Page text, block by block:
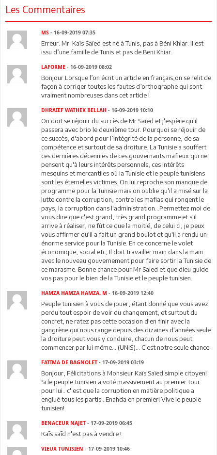
Les Commentaires
MS - 16-09-2019 07:35
Erreur. Mr. Kaïs Saïed est né à Tunis, pas à Béni Khiar. Il est
issu d’une famille de Tunis et pas de Beni Khiar.
LAFORME- 16-09-2019 08:02
Bonjour Lorsque l’on écrit un article en français,on se relit de
façon à corriger toutes les fautes d’orthographe qui sont
vraiment nombreuses dans cet article !
DHRAIEF WATHEK BELLAH - 16-09-2019 10:10
On doit se réjouir du succès de Mr Saied et j'espère qu'il
passera avec brio le deuxième tour. Pourquoi se réjouir de
ce succès, d'abord pour l’intégrité de la personne, de sa
compétence et surtout de sa droiture. La Tunisie a souffert
ces dernières décennies de ces gouvernants mafieux qui ne
pensent qu'à leurs intérêts personnels, ces intérêts
mesquins et mercantiles où la Tunisie et le peuple tunisiens
sont les éternelles victimes. On lui reproche son manque de
programme pour la Tunisie mais on oublie qu'il a misé sur la
lutte contre la corruption, contre les mafias qui rongent le
pays, la corruption dans l'administration...Permettez moi de
vous dire que c'est grand, très grand programme et s'il
arrive à réaliser, ne fût ce que la moitié, de celui ci, je peux
vous affirmer qu'il a fait un grand boulot et qu'il a rendu un
énorme service pour la Tunisie. En ce concerne le volet
économique, social etc, Il doit travailler main dans la main
avec le nouveau gouvernement pour faire sortir la Tunisie de
ce marasme. Bonne chance pour Mr Saied et que dieu guide
vos pas pour le bien de la Tunisie et le peuple tunisien.
HAMZA HAMZA HAMZA. M - 16-09-2019 12:40
Peuple tunisien à vous de jouer, étant donné que vous avez
perdu tout espoir de voir du changement, et surtout du
concret, ne ratez pas cette occasion d'en finir avec la
gangrène qui nous range depuis des dizaines d'années seule
la droiture peut vous y conduire, chacun de nous peut
commencer par lui même... (UNIS)... C'est notre seule chance.
FATIMA DE BAGNOLET - 17-09-2019 03:19
Bonjour, Félicitations à Monsieur Kaïs Saïed simple citoyen!
Si le peuple tunisien a voté massivement au premier tour
pour lui.. c' est que la corruption en matière politique a
englué tous les partis ..Enahda en premier! Vive le peuple
tunisien!
BENACEUR NAJET - 17-09-2019 06:45
Kaīs saīd n'est pas à vendre !
VIEUX TUNISIEN - 17-09-2019 10:46